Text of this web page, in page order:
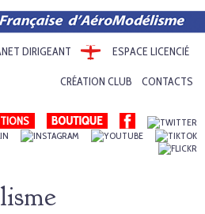
DIRIGEANT ESPACE LICENCIÉ
CRÉATION CLUB CONTACTS